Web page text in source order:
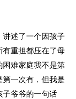
述了一个因孩子
有重担都压在了母
困难家庭我不是第
一次有，但我是
子爷爷的一句话